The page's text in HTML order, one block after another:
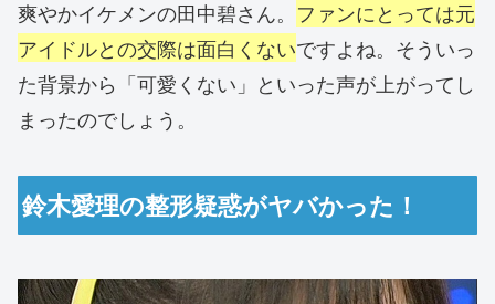
爽やかイケメンの田中碧さん。 ファンにとっては元
アイドルとの交際は面白くないですよね。そういっ
た背景から「可愛くない」といった声が上がってし
まったのでしょう。
鈴木愛理の整形疑惑がヤバかった！